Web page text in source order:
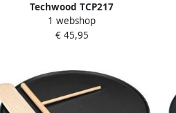
Techwood TCP217
Pannenkoekenmaker Crêpe
Maker 2-in-1 1000 Watt
1 webshop
€ 45,95